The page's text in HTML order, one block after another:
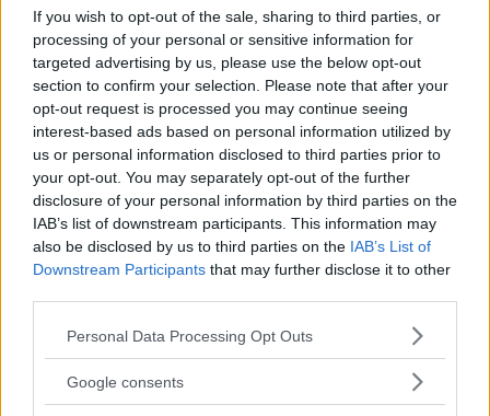
If you wish to opt-out of the sale, sharing to third parties, or
processing of your personal or sensitive information for
targeted advertising by us, please use the below opt-out
section to confirm your selection. Please note that after your
opt-out request is processed you may continue seeing
interest-based ads based on personal information utilized by
us or personal information disclosed to third parties prior to
your opt-out. You may separately opt-out of the further
disclosure of your personal information by third parties on the
IAB’s list of downstream participants. This information may
also be disclosed by us to third parties on the IAB’s List of
Downstream Participants that may further disclose it to other
Please note that this website/app uses one or more Google
not limited to your visit or usage behaviour. You may click to
Personal Data Processing Opt Outs
Google consents
Sony FE 100-400mm F5,6-8
OSS – lätt telezoom för
fågel, sport & natur
Anna W Thorbjörnsson –
naket med integritet
Sony RX10 V – ny
superzoom med 24–
600mm & AI-autofokus